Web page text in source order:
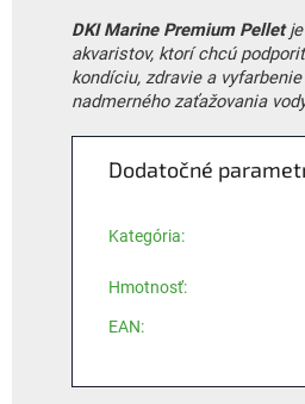
DKI Marine Premium Pelletje
akvaristov, ktorí chcú
kondíciu, zdravie a
nadmerného zaťažovania
Dodatočné
Kategória:
Hmotnosť:
EAN: